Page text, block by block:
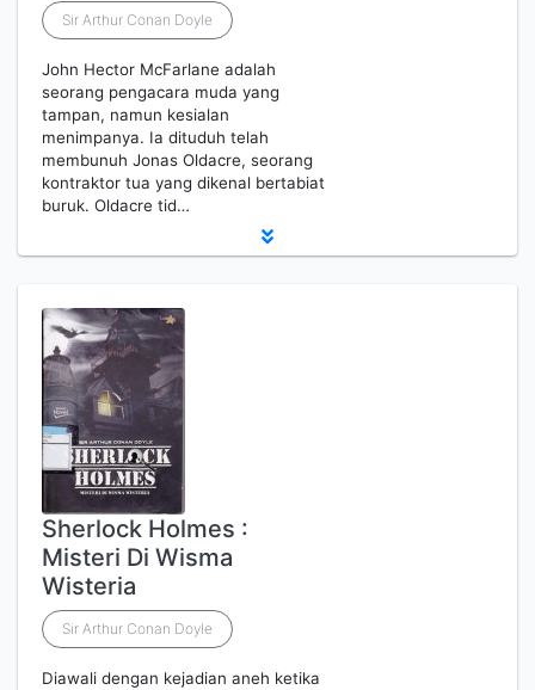
Sir Arthur Conan Doyle
John Hector McFarlane adalah
seorang pengacara muda yang
tampan, namun kesialan
menimpanya. Ia dituduh telah
membunuh Jonas Oldacre, seorang
kontraktor tua yang dikenal bertabiat
buruk. Oldacre tid…
Sherlock Holmes :
Misteri Di Wisma
Wisteria
Sir Arthur Conan Doyle
Diawali dengan kejadian aneh ketika